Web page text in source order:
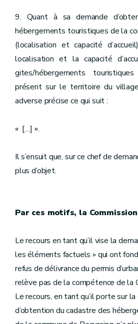
9. Quant à sa demande
hébergements touristiques de la
(localisation et capacité
localisation et la capacité
gites/hébergements
présent sur le territoire du
adverse précise ce qui suit :
« […] ».
Il s’ensuit que, sur ce chef de
plus d’objet.
Par ces motifs, la
Le recours en tant qu’il vise la
les éléments factuels » qui ont
refus de délivrance du permis
relève pas de la compétence de la
Le recours, en tant qu’il porte sur
d’obtention du cadastre des